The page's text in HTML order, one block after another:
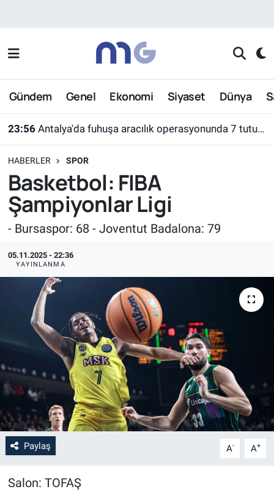
Gündem Genel Ekonomi Siyaset Dünya
23:56 Antalya'da fuhuşa aracılık operasyonunda 7 tutuklama
HABERLER SPOR
Basketbol: FIBA
Şampiyonlar Ligi
- Bursaspor: 68 - Joventut Badalona: 79
05.11.2025 - 22:36
YAYINLANMA
Paylaş A- A+
Salon: TOFAŞ
Nöbetçi Eczaneler
Hava Durumu
Süper Lig Puan Durumu ve Fikstür
Tüm Manşetler
Son Dakika Haberleri
Haber Arşivi